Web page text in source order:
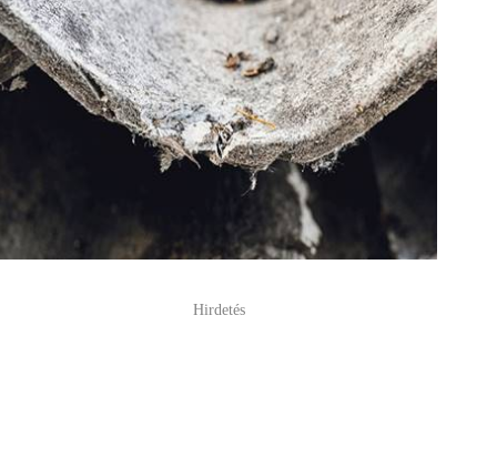
Hirdetés